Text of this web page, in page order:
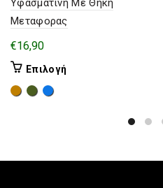
Υφασματινη Με Θηκη
Μεταφορας
€16,90
Επιλογή
Οι